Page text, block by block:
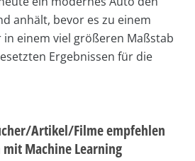
anhält, bevor es zu einem
einem viel größeren Maßstab
Ergebnissen für die
Artikel/Filme empfehlen
Machine Learning